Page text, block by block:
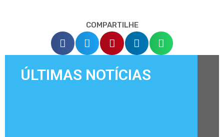
COMPARTILHE
ÚLTIMAS NOTÍCIAS